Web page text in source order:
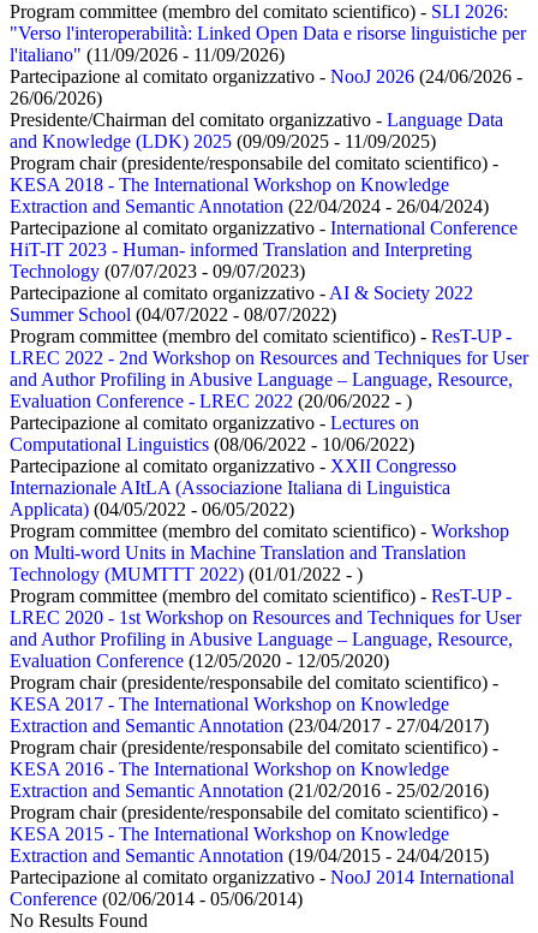
Program committee (membro del comitato scientifico) - SLI 2026:
"Verso l'interoperabilità: Linked Open Data e risorse linguistiche per
l'italiano" (11/09/2026 - 11/09/2026)
Partecipazione al comitato organizzativo - NooJ 2026 (24/06/2026 -
26/06/2026)
Presidente/Chairman del comitato organizzativo - Language Data
and Knowledge (LDK) 2025 (09/09/2025 - 11/09/2025)
Program chair (presidente/responsabile del comitato scientifico) -
KESA 2018 - The International Workshop on Knowledge
Extraction and Semantic Annotation (22/04/2024 - 26/04/2024)
Partecipazione al comitato organizzativo - International Conference
HiT-IT 2023 - Human- informed Translation and Interpreting
Technology (07/07/2023 - 09/07/2023)
Partecipazione al comitato organizzativo - AI & Society 2022
Summer School (04/07/2022 - 08/07/2022)
Program committee (membro del comitato scientifico) - ResT-UP -
LREC 2022 - 2nd Workshop on Resources and Techniques for User
and Author Profiling in Abusive Language – Language, Resource,
Evaluation Conference - LREC 2022 (20/06/2022 - )
Partecipazione al comitato organizzativo - Lectures on
Computational Linguistics (08/06/2022 - 10/06/2022)
Partecipazione al comitato organizzativo - XXII Congresso
Internazionale AItLA (Associazione Italiana di Linguistica
Applicata) (04/05/2022 - 06/05/2022)
Program committee (membro del comitato scientifico) - Workshop
on Multi-word Units in Machine Translation and Translation
Technology (MUMTTT 2022) (01/01/2022 - )
Program committee (membro del comitato scientifico) - ResT-UP -
LREC 2020 - 1st Workshop on Resources and Techniques for User
and Author Profiling in Abusive Language – Language, Resource,
Evaluation Conference (12/05/2020 - 12/05/2020)
Program chair (presidente/responsabile del comitato scientifico) -
KESA 2017 - The International Workshop on Knowledge
Extraction and Semantic Annotation (23/04/2017 - 27/04/2017)
Program chair (presidente/responsabile del comitato scientifico) -
KESA 2016 - The International Workshop on Knowledge
Extraction and Semantic Annotation (21/02/2016 - 25/02/2016)
Program chair (presidente/responsabile del comitato scientifico) -
KESA 2015 - The International Workshop on Knowledge
Extraction and Semantic Annotation (19/04/2015 - 24/04/2015)
Partecipazione al comitato organizzativo - NooJ 2014 International
Conference (02/06/2014 - 05/06/2014)
No Results Found